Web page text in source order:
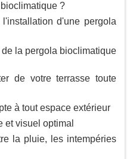
?
d'une pergola
la pergola bioclimatique
de votre terrasse toute
à tout espace extérieur
et visuel optimal
la pluie, les intempéries